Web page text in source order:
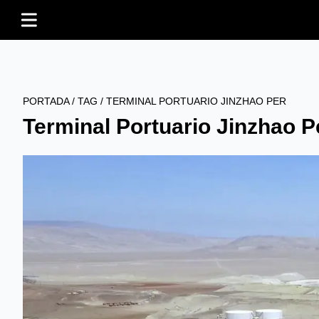
PORTADA/ TAG / TERMINAL PORTUARIO JINZHAO PER
Terminal Portuario Jinzhao